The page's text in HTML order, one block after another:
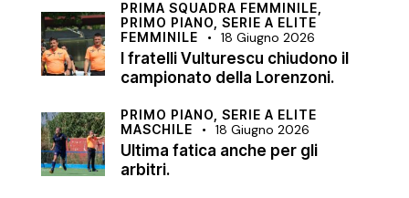
PRIMA SQUADRA FEMMINILE,
PRIMO PIANO, SERIE A ELITE
FEMMINILE
18 Giugno 2026
I fratelli Vulturescu chiudono il
campionato della Lorenzoni.
PRIMO PIANO, SERIE A ELITE
MASCHILE
18 Giugno 2026
Ultima fatica anche per gli
arbitri.